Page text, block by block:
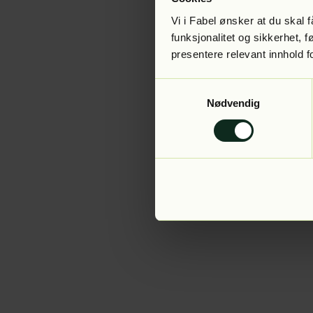
Vi i Fabel ønsker at du skal
funksjonalitet og sikkerhet,
presentere relevant innhold
Nødvendig
Application